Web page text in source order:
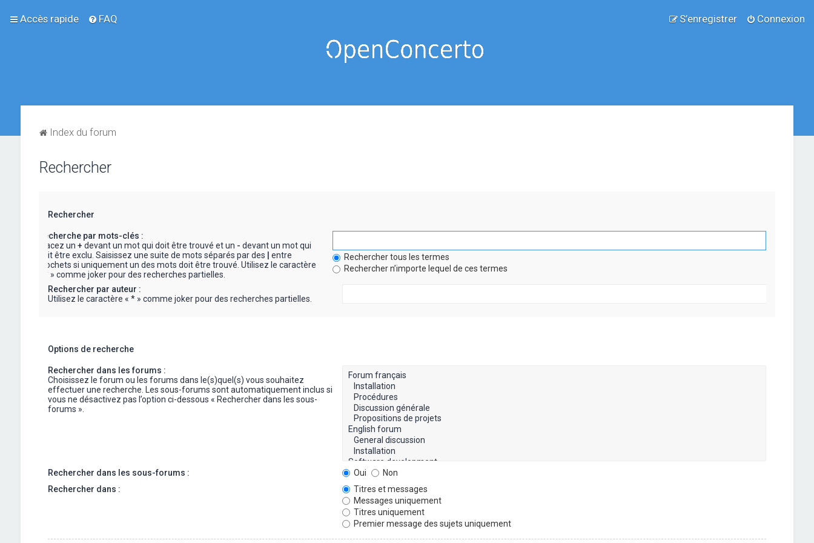
Accès rapide FAQ Connexion
S’enregistrer
Index du forum
Rechercher
Rechercher
Recherche par mots-clés :
Placez un + devant un mot qui doit être trouvé et un - devant un mot qui
doit être exclu. Saisissez une suite de mots séparés par des
entre
crochets si uniquement un des mots doit être trouvé. Utilisez le caractère
« * » comme joker pour des recherches partielles.
Rechercher tous les termes
Rechercher n’importe lequel de ces termes
Rechercher par auteur :
Utilisez le caractère « * » comme joker pour des recherches partielles.
Options de recherche
Rechercher dans les forums :
Choisissez le forum ou les forums dans le(s)quel(s) vous souhaitez
effectuer une recherche. Les sous-forums sont automatiquement inclus si
vous ne désactivez pas l’option ci-dessous « Rechercher dans les sous-
forums ».
Rechercher dans les sous-forums : Oui
Non
Rechercher dans :
Titres et messages
Messages uniquement
Titres uniquement
Premier message des sujets uniquement